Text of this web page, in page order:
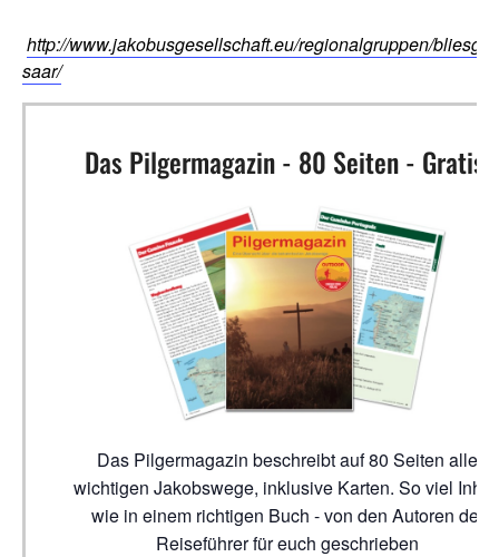
http://www.jakobusgesellschaft.eu/regionalgruppen/
saar/
Das Pilgermagazin - 80 Seiten - Gratis!
Das Pilgermagazin beschreibt auf 80 Seiten alle
wichtigen Jakobswege, inklusive Karten. So viel
wie in einem richtigen Buch - von den Autoren der
Reiseführer für euch geschrieben